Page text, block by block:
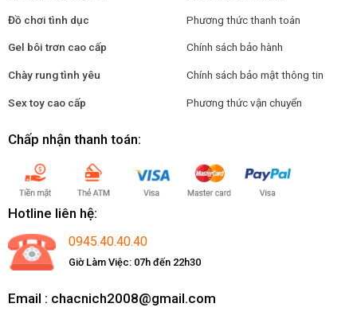
Đồ chơi tình dục
Gel bôi trơn cao cấp
Chày rung tình yêu
Sex toy cao cấp
Phương thức thanh toán
Chính sách bảo hành
Chính sách bảo mật thông tin
Phương thức vận chuyển
Chấp nhận thanh toán:
Hotline liên hệ:
0945.40.40.40
Giờ Làm Việc: 07h đến 22h30
Email : chacnich2008@gmail.com